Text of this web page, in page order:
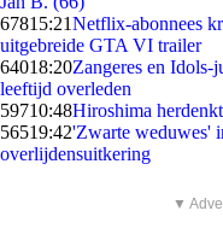
67815:21Netflix-abonnees
uitgebreide GTA VI trailer
64018:20Zangeres en
leeftijd overleden
59710:48Hiroshima
56519:42'Zwarte weduwes'
overlijdensuitkering
▼